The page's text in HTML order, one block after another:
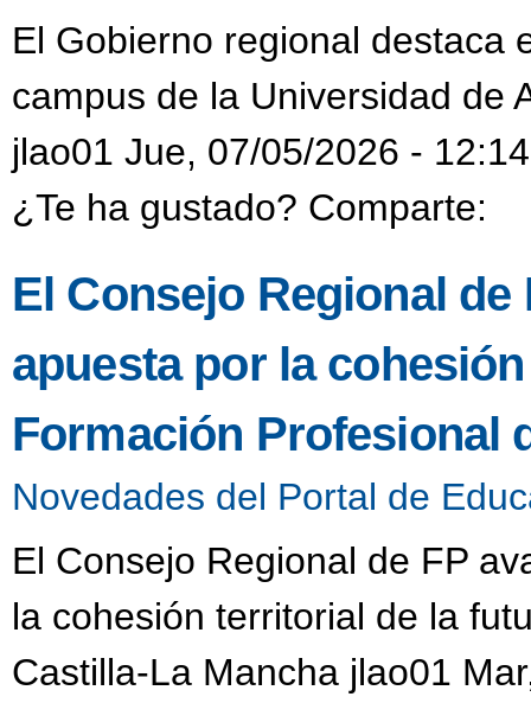
El Gobierno regional destaca
campus de la Universidad de
jlao01 Jue, 07/05/2026 - 12:14
¿Te ha gustado? Comparte:
El Consejo Regional de
apuesta por la
Formación Profesional
Novedades del Portal de
El Consejo Regional de FP
la cohesión territorial de la
Castilla-La Mancha jlao01